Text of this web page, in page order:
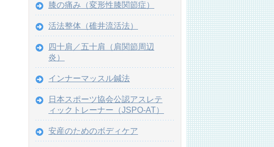
膝の痛み（変形性膝関節症）
活法整体（碓井流活法）
四十肩／五十肩（肩関節周辺
炎）
インナーマッスル鍼法
日本スポーツ協会公認アスレテ
ィックトレーナー（JSPO-AT）
安産のためのボディケア